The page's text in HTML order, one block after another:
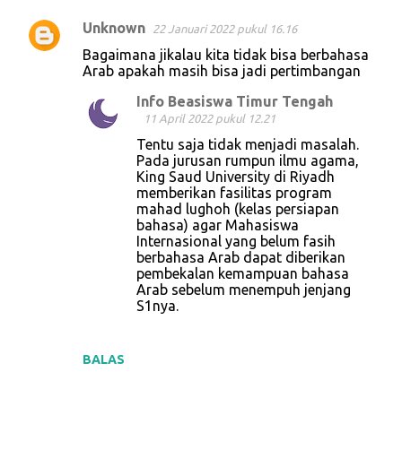
K
Unknown 22 Januari 2022 pukul 16.16
Bagaimana jikalau kita tidak bisa berbahasa
Arab apakah masih bisa jadi pertimbangan
BALAS
Info Beasiswa Timur Tengah
11 April 2022 pukul 12.21
Tentu saja tidak menjadi masalah.
Pada jurusan rumpun ilmu agama,
King Saud University di Riyadh
memberikan fasilitas program
mahad lughoh (kelas persiapan
bahasa) agar Mahasiswa
Internasional yang belum fasih
berbahasa Arab dapat diberikan
pembekalan kemampuan bahasa
Arab sebelum menempuh jenjang
S1nya.